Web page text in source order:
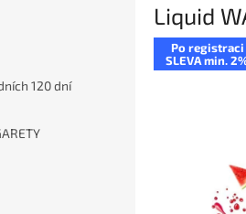
120 dní
Liquid
Po registraci
SLEVA min.